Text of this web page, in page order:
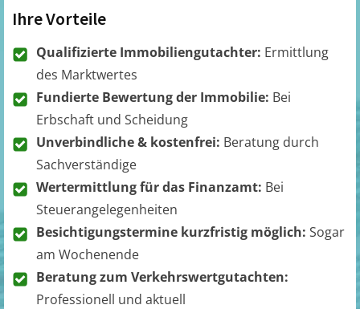
Ihre Vorteile
Qualifizierte Immobiliengutachter: Ermittlung
des Marktwertes
Fundierte Bewertung der Immobilie: Bei
Erbschaft und Scheidung
Unverbindliche & kostenfrei: Beratung durch
Sachverständige
Wertermittlung für das Finanzamt: Bei
Steuerangelegenheiten
Besichtigungstermine kurzfristig möglich: Sogar
am Wochenende
Beratung zum Verkehrswertgutachten:
Professionell und aktuell